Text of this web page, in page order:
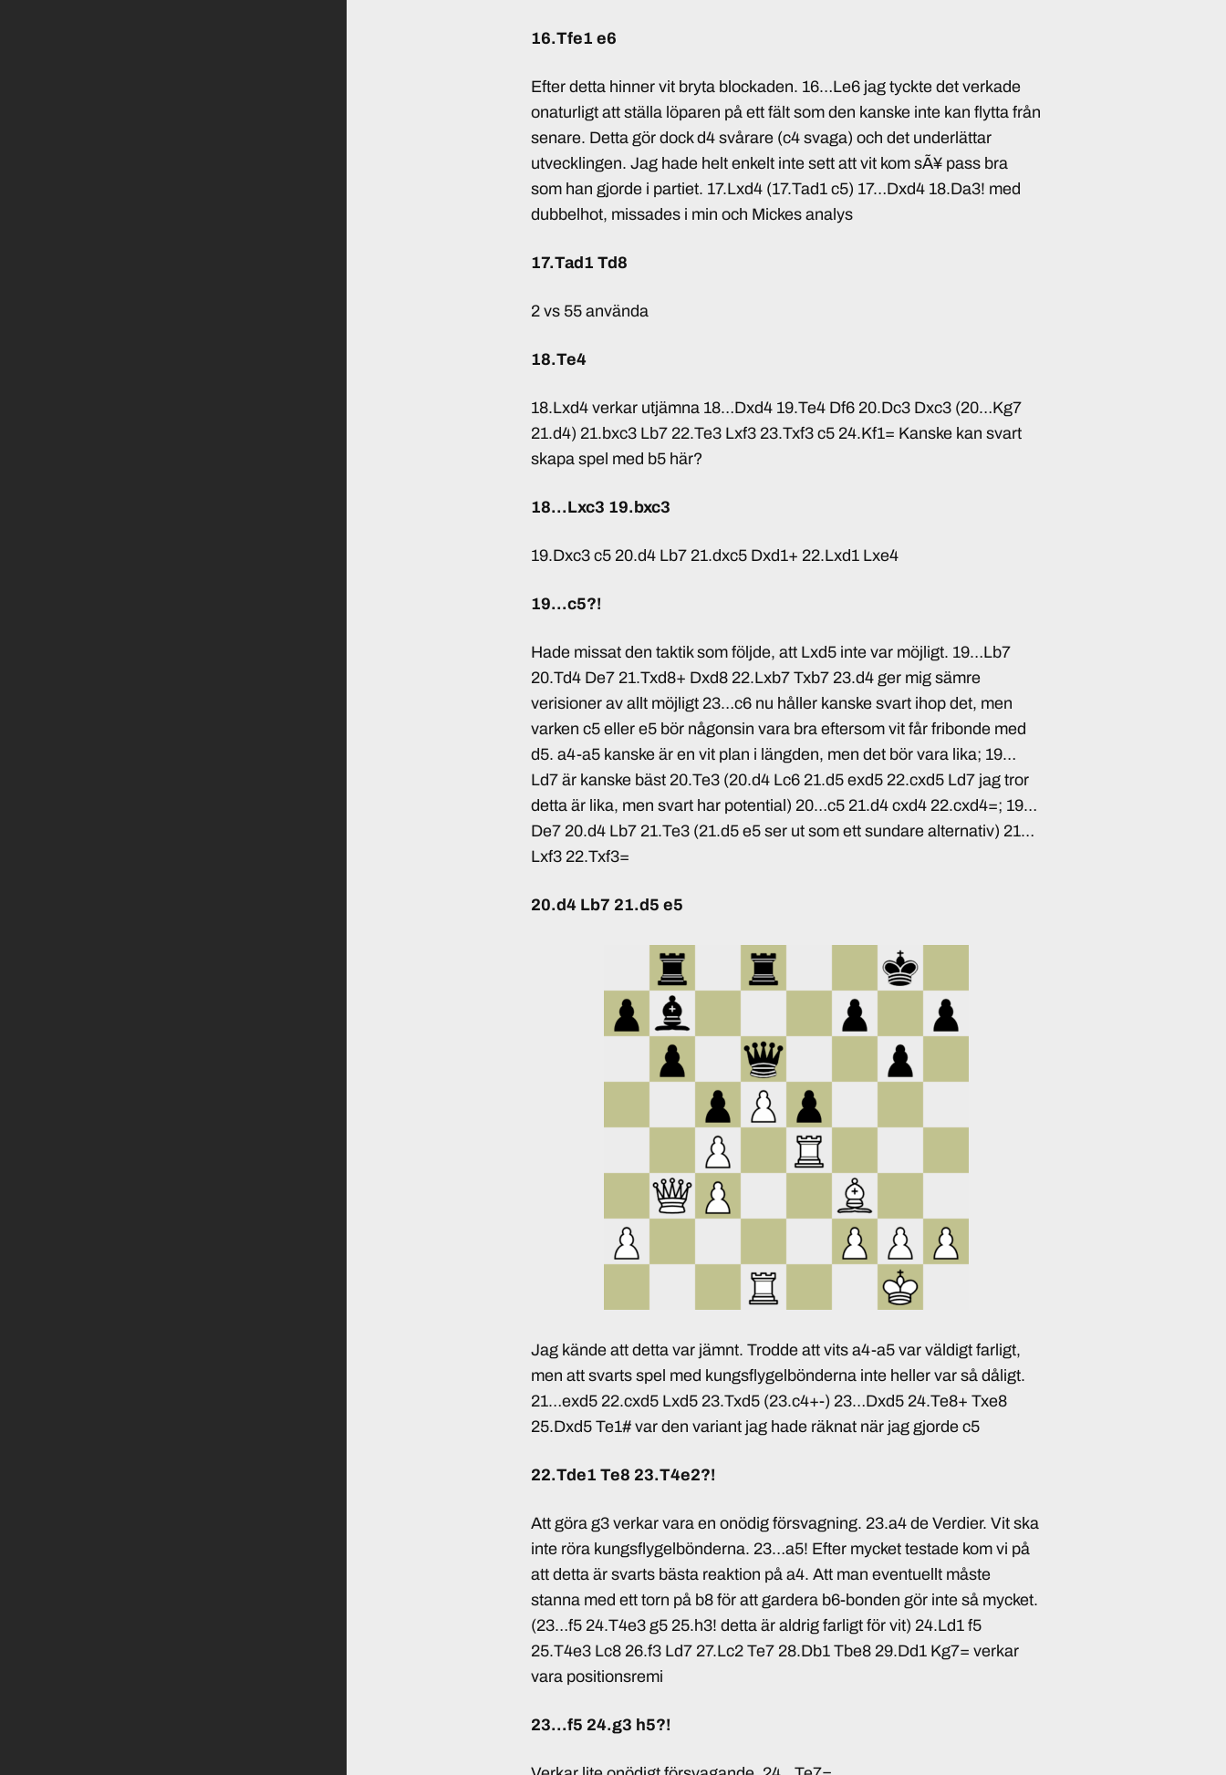
16.Tfe1 e6
Efter detta hinner vit bryta blockaden. 16…Le6 jag tyckte det verkade
onaturligt att ställa löparen på ett fält som den kanske inte kan flytta från
senare. Detta gör dock d4 svårare (c4 svaga) och det underlättar
utvecklingen. Jag hade helt enkelt inte sett att vit kom sÃ¥ pass bra
som han gjorde i partiet. 17.Lxd4 (17.Tad1 c5) 17…Dxd4 18.Da3! med
dubbelhot, missades i min och Mickes analys
17.Tad1 Td8
2 vs 55 använda
18.Te4
18.Lxd4 verkar utjämna 18…Dxd4 19.Te4 Df6 20.Dc3 Dxc3 (20…Kg7
21.d4) 21.bxc3 Lb7 22.Te3 Lxf3 23.Txf3 c5 24.Kf1= Kanske kan svart
skapa spel med b5 här?
18…Lxc3 19.bxc3
19.Dxc3 c5 20.d4 Lb7 21.dxc5 Dxd1+ 22.Lxd1 Lxe4
19…c5?!
Hade missat den taktik som följde, att Lxd5 inte var möjligt. 19…Lb7
20.Td4 De7 21.Txd8+ Dxd8 22.Lxb7 Txb7 23.d4 ger mig sämre
verisioner av allt möjligt 23…c6 nu håller kanske svart ihop det, men
varken c5 eller e5 bör någonsin vara bra eftersom vit får fribonde med
d5. a4-a5 kanske är en vit plan i längden, men det bör vara lika; 19…
Ld7 är kanske bäst 20.Te3 (20.d4 Lc6 21.d5 exd5 22.cxd5 Ld7 jag tror
detta är lika, men svart har potential) 20…c5 21.d4 cxd4 22.cxd4=; 19…
De7 20.d4 Lb7 21.Te3 (21.d5 e5 ser ut som ett sundare alternativ) 21…
Lxf3 22.Txf3=
20.d4 Lb7 21.d5 e5
Jag kände att detta var jämnt. Trodde att vits a4-a5 var väldigt farligt,
men att svarts spel med kungsflygelbönderna inte heller var så dåligt.
21…exd5 22.cxd5 Lxd5 23.Txd5 (23.c4+-) 23…Dxd5 24.Te8+ Txe8
25.Dxd5 Te1# var den variant jag hade räknat när jag gjorde c5
22.Tde1 Te8 23.T4e2?!
Att göra g3 verkar vara en onödig försvagning. 23.a4 de Verdier. Vit ska
inte röra kungsflygelbönderna. 23…a5! Efter mycket testade kom vi på
att detta är svarts bästa reaktion på a4. Att man eventuellt måste
stanna med ett torn på b8 för att gardera b6-bonden gör inte så mycket.
(23…f5 24.T4e3 g5 25.h3! detta är aldrig farligt för vit) 24.Ld1 f5
25.T4e3 Lc8 26.f3 Ld7 27.Lc2 Te7 28.Db1 Tbe8 29.Dd1 Kg7= verkar
vara positionsremi
23…f5 24.g3 h5?!